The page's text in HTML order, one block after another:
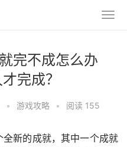
完不成怎么办
完成？
• 游戏攻略 • 阅读 155
新的成就，其中一个成就